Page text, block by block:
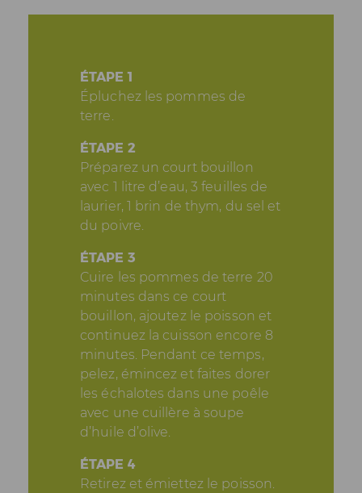
ÉTAPE 1
Épluchez les pommes de
terre.
ÉTAPE 2
Préparez un court bouillon
avec 1 litre d’eau, 3 feuilles de
laurier, 1 brin de thym, du sel et
du poivre.
ÉTAPE 3
Cuire les pommes de terre 20
minutes dans ce court
bouillon, ajoutez le poisson et
continuez la cuisson encore 8
minutes. Pendant ce temps,
pelez, émincez et faites dorer
les échalotes dans une poêle
avec une cuillère à soupe
d’huile d’olive.
ÉTAPE 4
Retirez et émiettez le poisson.